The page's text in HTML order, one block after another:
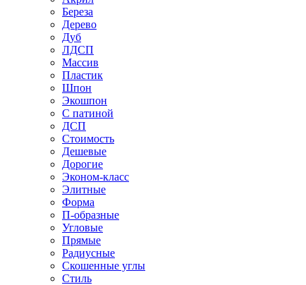
Береза
Дерево
Дуб
ЛДСП
Массив
Пластик
Шпон
Экошпон
С патиной
ДСП
Стоимость
Дешевые
Дорогие
Эконом-класс
Элитные
Форма
П-образные
Угловые
Прямые
Радиусные
Скошенные углы
Стиль